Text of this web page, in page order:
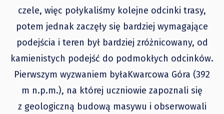
czele, więc połykaliśmy kolejne odcinki trasy,
potem jednak zaczęły się bardziej wymagające
podejścia i teren był bardziej zróżnicowany, od
kamienistych podejść do podmokłych odcinków.
Pierwszym wyzwaniem byłaKwarcowa Góra (392
m n.p.m.), na której uczniowie zapoznali się
z geologiczną budową masywu i obserwowali